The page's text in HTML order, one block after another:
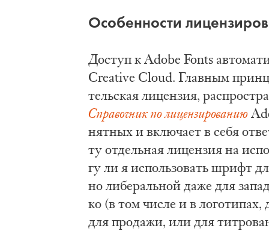
Осо­бен­но­сти
До­ступ к Adobe Fonts
Creative Cloud. Глав­ным
тель­ская ли­цен­зия,
Спра­воч­ник по ли­цен­зи­ро­ва­нию
нят­ных и вклю­ча­ет в се­бя
ту от­дель­ная ли­цен­зия на
гу ли я ис­поль­зо­вать шрифт
но ли­бе­раль­ной да­же для
ко (в том чис­ле и в
для про­да­жи, или для